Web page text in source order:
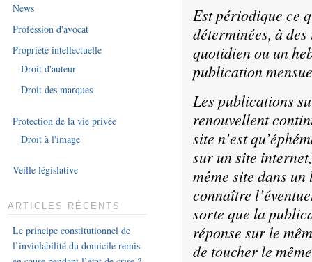
Est périodique ce
déterminées, à
quotidien ou un
publication
Les publications
renouvellent
site n’est
sur un site
même site dans
connaître
sorte que la
réponse sur le
de toucher le
News
Profession d'avocat
Propriété intellectuelle
Droit d'auteur
Droit des marques
Protection de la vie privée
Droit à l'image
Veille législative
ARTICLES RÉCENTS
Le principe constitutionnel de
l’inviolabilité du domicile remis